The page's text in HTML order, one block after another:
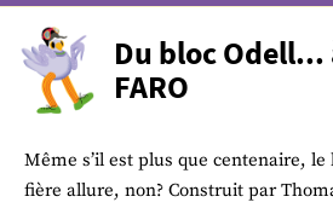
Du bloc
FARO
Même s’il est plus que centenaire,
fière allure, non? Construit par